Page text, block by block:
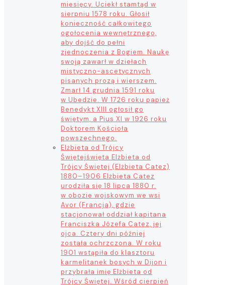
miesięcy. Uciekł stamtąd w
sierpniu 1578 roku. Głosił
konieczność całkowitego
ogołocenia wewnętrznego,
aby dojść do pełni
zjednoczenia z Bogiem. Naukę
swoją zawarł w dziełach
mistyczno-ascetycznych
pisanych prozą i wierszem.
Zmarł 14 grudnia 1591 roku
w Ubedzie. W 1726 roku papież
Benedykt XIII ogłosił go
świętym, a Pius XI w 1926 roku
Doktorem Kościoła
powszechnego.
Elżbieta od Trójcy
Świętejświęta Elżbieta od
Trójcy Świętej (Elżbieta Catez)
1880–1906 Elżbieta Catez
urodziła się 18 lipca 1880 r.
w obozie wojskowym we wsi
Avor (Francja), gdzie
stacjonował oddział kapitana
Franciszka Józefa Catez, jej
ojca. Cztery dni później
została ochrzczona. W roku
1901 wstąpiła do klasztoru
karmelitanek bosych w Dijon i
przybrała imię Elżbieta od
Trójcy Świętej. Wśród cierpień